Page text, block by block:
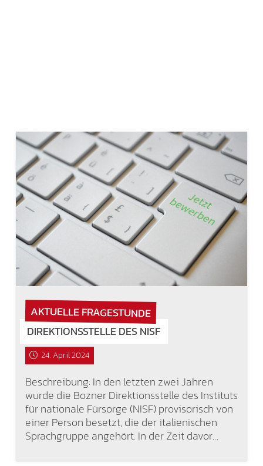
AKTUELLE FRAGESTUNDE
DIREKTIONSSTELLE DES NISF
24. April 2024
Beschreibung: In den letzten zwei Jahren
wurde die Bozner Direktionsstelle des Instituts
für nationale Fürsorge (NISF) provisorisch von
einer Person besetzt, die der italienischen
Sprachgruppe angehört. In der Zeit davor…